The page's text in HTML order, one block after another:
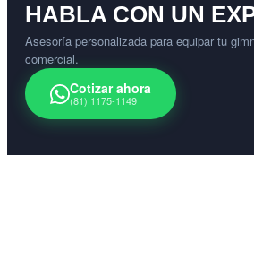
HABLA CON UN
Asesoría personalizada para equipar tu
comercial.
Cotizar ahora
(81) 1175-1149